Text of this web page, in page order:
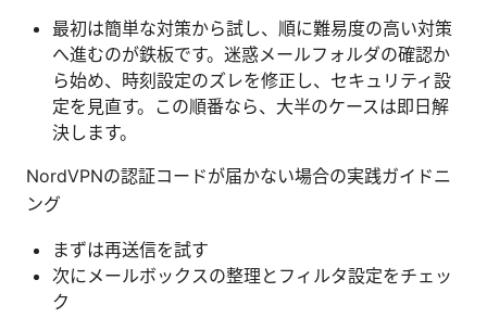
最初は簡単な対策から試し、順に難易度の高い対策
へ進むのが鉄板です。迷惑メールフォルダの確認か
ら始め、時刻設定のズレを修正し、セキュリティ設
定を見直す。この順番なら、大半のケースは即日解
決します。
NordVPNの認証コードが届かない場合の実践ガイドニ
ング
まずは再送信を試す
次にメールボックスの整理とフィルタ設定をチェッ
ク